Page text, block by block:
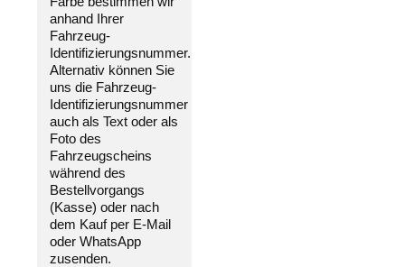
Mazda
2014-
2019
Menge
anhand Ihrer
Fahrzeug-
Identifizierungsnummer.
Alternativ können Sie
uns die Fahrzeug-
Identifizierungsnummer
auch als Text oder als
Foto des
Fahrzeugscheins
während des
Bestellvorgangs
(Kasse) oder nach
dem Kauf per E-Mail
oder WhatsApp
zusenden.